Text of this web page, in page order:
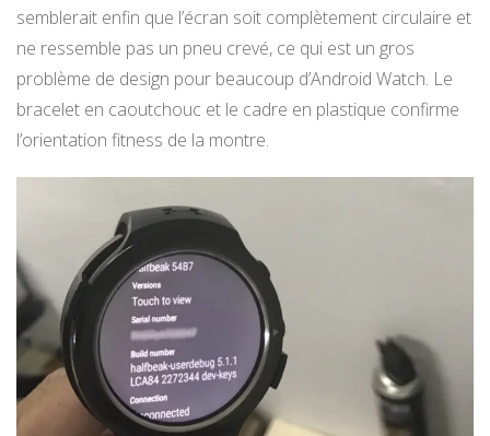
semblerait enfin que l’écran soit complètement circulaire et
ne ressemble pas un pneu crevé, ce qui est un gros
problème de design pour beaucoup d’Android Watch. Le
bracelet en caoutchouc et le cadre en plastique confirme
l’orientation fitness de la montre.